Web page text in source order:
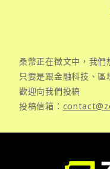
桑幣正在徵文中，我們
只要是跟金融科技、
歡迎向我們投稿
投稿信箱：